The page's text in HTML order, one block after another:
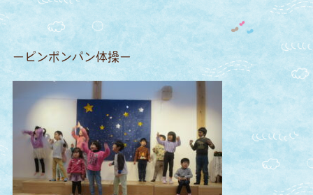
ーピンポンパン体操ー